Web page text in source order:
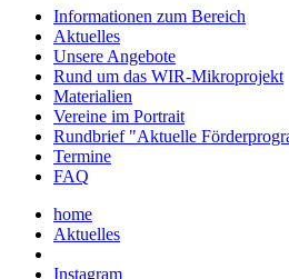
Informationen zum Bereich
Aktuelles
Unsere Angebote
Rund um das WIR-Mikroprojekt
Materialien
Vereine im Portrait
Rundbrief "Aktuelle
Termine
FAQ
home
Aktuelles
Instagram